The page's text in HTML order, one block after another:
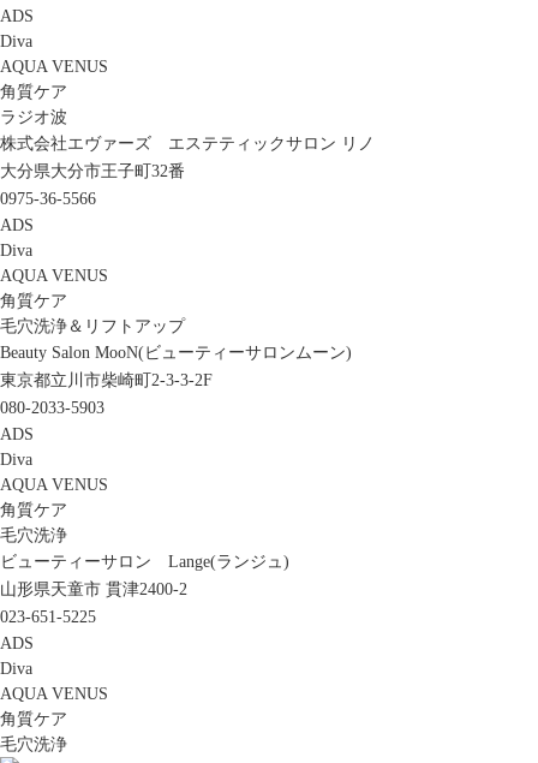
ADS
Diva
AQUA VENUS
角質ケア
ラジオ波
株式会社エヴァーズ エステティックサロン リノ
大分県大分市王子町32番
0975-36-5566
ADS
Diva
AQUA VENUS
角質ケア
毛穴洗浄＆リフトアップ
Beauty Salon MooN(ビューティーサロンムーン)
東京都立川市柴崎町2-3-3-2F
080-2033-5903
ADS
Diva
AQUA VENUS
角質ケア
毛穴洗浄
ビューティーサロン Lange(ランジュ)
山形県天童市 貫津2400-2
023-651-5225
ADS
Diva
AQUA VENUS
角質ケア
毛穴洗浄